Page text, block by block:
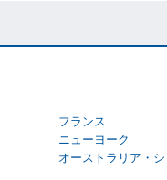
フランス
ニューヨーク
オーストラリア・